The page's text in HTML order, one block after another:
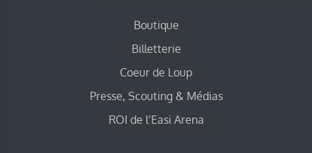
Boutique
Billetterie
Coeur de Loup
Presse, Scouting & Médias
ROI de l’Easi Arena